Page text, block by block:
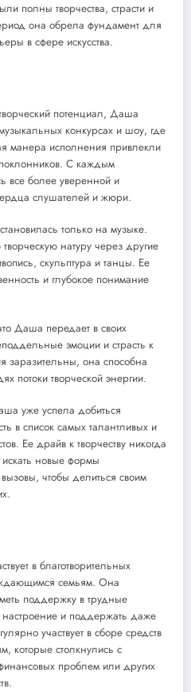
полны творчества, страсти и
она обрела фундамент для
в сфере искусства.
потенциал, Даша
конкурсах и шоу, где
манера исполнения привлекли
С каждым
все более уверенной и
слушателей и жюри.
только на музыке.
натуру через другие
скульптура и танцы. Ее
и глубокое понимание
Даша передает в своих
эмоции и страсть к
заразительны, она способна
потоки творческой энергии.
уже успела добиться
в список самых талантливых и
Ее драйв к творчеству никогда
новые формы
чтобы делиться своим
в благотворительных
семьям. Она
поддержку в трудные
и поддержать даже
участвует в сборе средств
которые столкнулись с
проблем или других